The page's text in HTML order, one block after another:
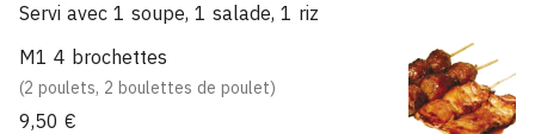
Servi avec 1 soupe, 1 salade, 1 riz
M1 4 brochettes
(2 poulets, 2 boulettes de poulet)
9,50 €